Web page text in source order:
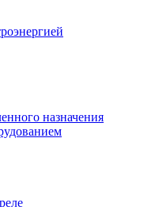
назначения